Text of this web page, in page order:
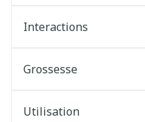
Interactions
Grossesse
Utilisation